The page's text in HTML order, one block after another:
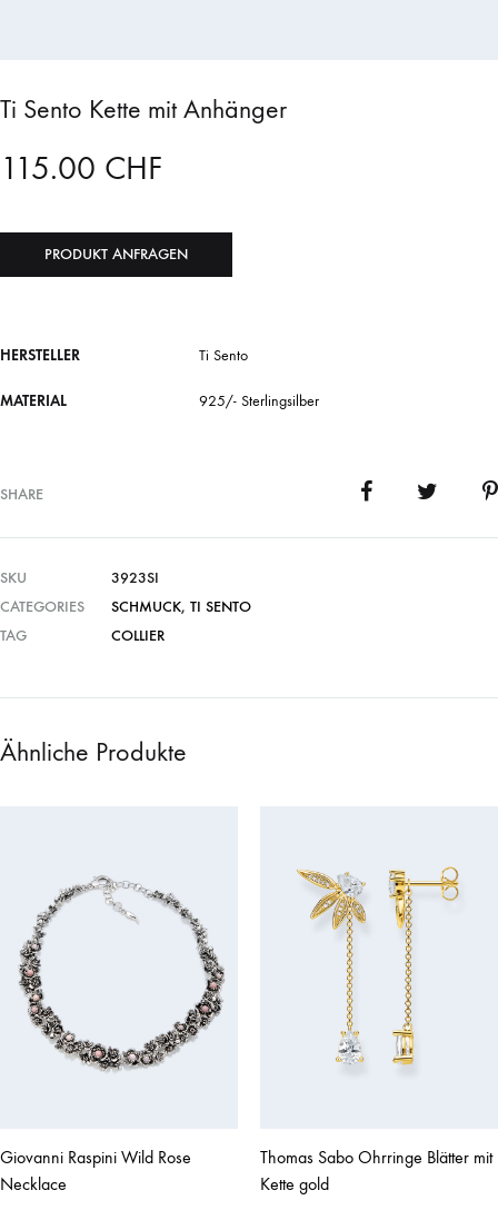
Ti Sento Kette mit Anhänger
115.00 CHF
PRODUKT ANFRAGEN
HERSTELLER Ti Sento
MATERIAL 925/- Sterlingsilber
SHARE
SKU
3923SI
CATEGORIES
SCHMUCK, TI SENTO
TAG
COLLIER
Ähnliche Produkte
Giovanni Raspini Wild Rose
Necklace
Thomas Sabo Ohrringe Blätter mit
Kette gold